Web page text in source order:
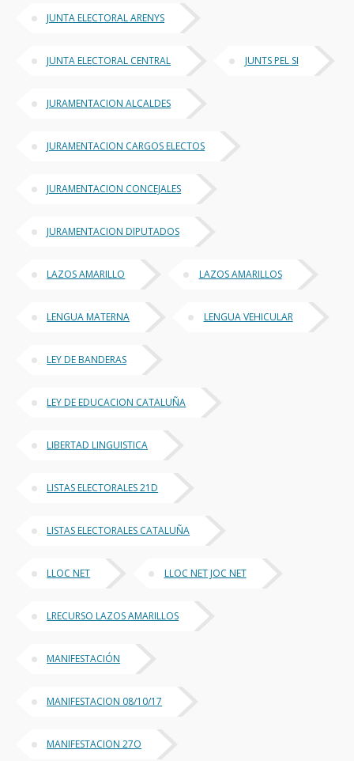
JUNTA ELECTORAL ARENYS
JUNTA ELECTORAL CENTRAL JUNTS PEL SI
JURAMENTACION ALCALDES
JURAMENTACION CARGOS ELECTOS
JURAMENTACION CONCEJALES
JURAMENTACION DIPUTADOS
LAZOS AMARILLO LAZOS AMARILLOS
LENGUA MATERNA LENGUA VEHICULAR
LEY DE BANDERAS
LEY DE EDUCACION CATALUÑA
LIBERTAD LINGUISTICA
LISTAS ELECTORALES 21D
LISTAS ELECTORALES CATALUÑA
LLOC NET LLOC NET JOC NET
LRECURSO LAZOS AMARILLOS
MANIFESTACIÓN
MANIFESTACION 08/10/17
MANIFESTACION 27O